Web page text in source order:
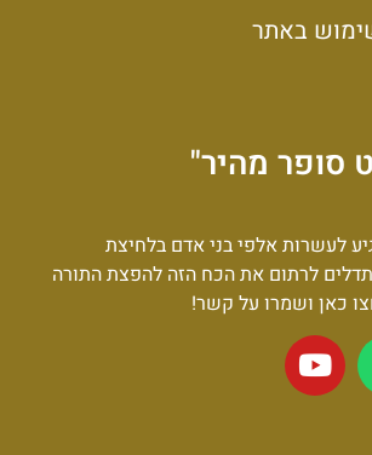
באתר
סופר מהיר"
לעשרות אלפי בני אדם בלחיצת
לרתום את הכח הזה להפצת התורה
כאן ושמרו על קשר!